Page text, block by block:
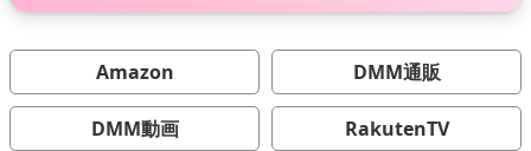
ご利用ガイド
Amazon DMM通販
DMM動画 RakutenTV